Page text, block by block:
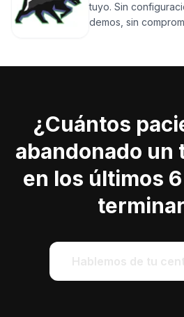
tuyo. Sin
demos, sin
¿Cuántos
abandonado un
en los últimos